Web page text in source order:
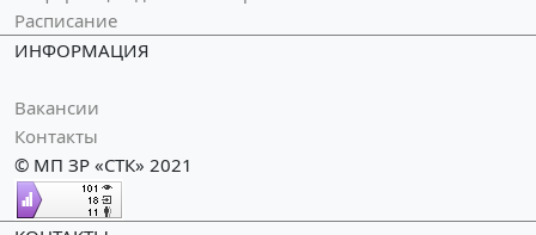
Расписание
ИНФОРМАЦИЯ
Вакансии
Контакты
© МП ЗР «СТК» 2021